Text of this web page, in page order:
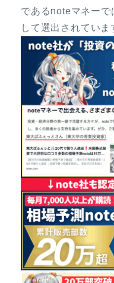
であるnoteマネーで
して選出されていま